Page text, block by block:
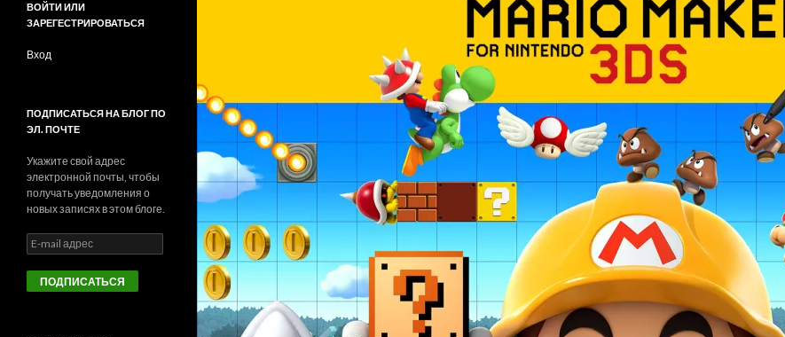
ВОЙТИ ИЛИ
ЗАРЕГЕСТРИРОВАТЬСЯ
Вход
ПОДПИСАТЬСЯ НА БЛОГ ПО
ЭЛ. ПОЧТЕ
Укажите свой адрес
электронной почты, чтобы
получать уведомления о
новых записях в этом блоге.
E
-
m
a